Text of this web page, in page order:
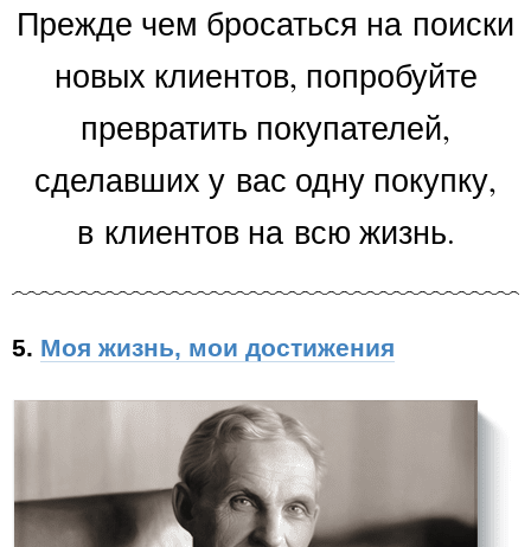
Прежде чем бросаться на поиски
новых клиентов, попробуйте
превратить покупателей,
сделавших у вас одну покупку,
в клиентов на всю жизнь.
5. Моя жизнь, мои достижения